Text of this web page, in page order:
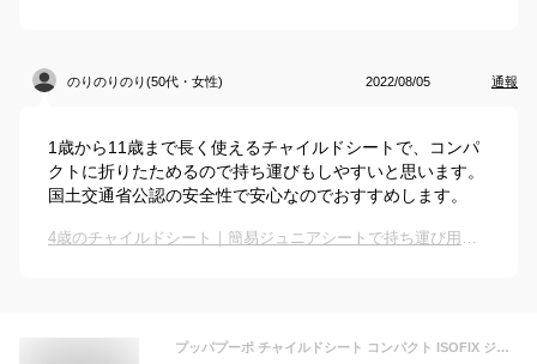
のりのりのり(50代・女性) 2022/08/05 通報
1歳から11歳まで長く使えるチャイルドシートで、コンパ
クトに折りたためるので持ち運びもしやすいと思います。
国土交通省公認の安全性で安心なのでおすすめします。
4歳のチャイルドシート｜簡易ジュニアシートで持ち運び用のおすすめは？
プッパプーポ チャイルドシート コンパクト ISOFIX ジュニアシート ポータブル 折りたたみ シートベルト 兼用 レンタカー カーシェア